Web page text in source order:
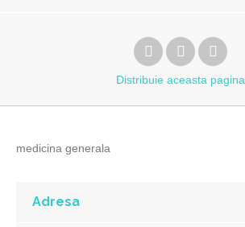
Distribuie aceasta pagina
medicina generala
Adresa